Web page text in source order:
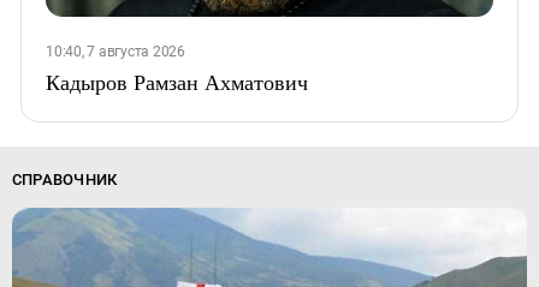
10:40, 7 августа 2026
Кадыров Рамзан Ахматович
СПРАВОЧНИК